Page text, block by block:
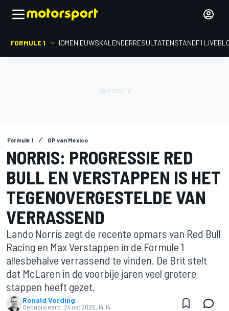
FORMULE 1 HOMENIEUWSKALENDERRESULTATENSTANDF1
Formule 1 GP van Mexico
NORRIS: PROGRESSIE RED
BULL EN VERSTAPPEN IS HET
TEGENOVERGESTELDE VAN
VERRASSEND
Lando Norris zegt de recente opmars van Red Bull
Racing en Max Verstappen in de Formule 1
allesbehalve verrassend te vinden. De Brit stelt
dat McLaren in de voorbije jaren veel grotere
stappen heeft gezet.
Ronald Vording
Gepubliceerd: 24 okt 2025, 14:14